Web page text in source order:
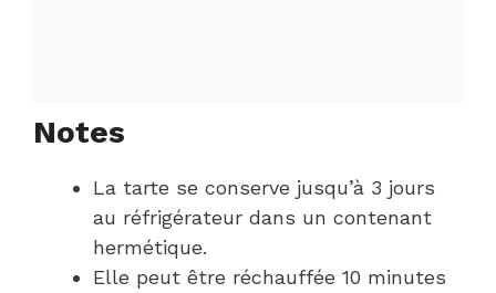
Notes
La tarte se conserve jusqu’à 3 jours
au réfrigérateur dans un contenant
hermétique.
Elle peut être réchauffée 10 minutes